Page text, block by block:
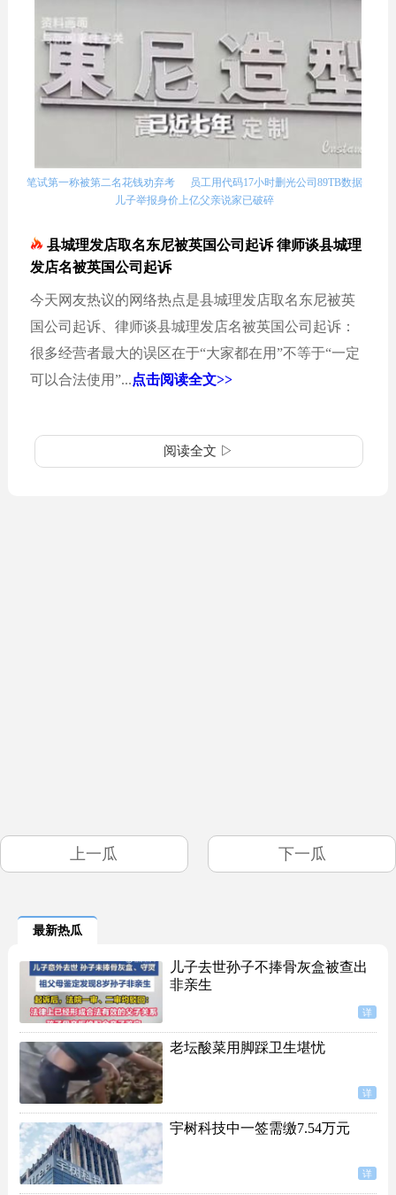
笔试第一称被第二名花钱劝弃考
员工用代码17小时删光公司89TB数据
儿子举报身价上亿父亲说家已破碎
县城理发店取名东尼被英国公司起诉 律师谈县城理
发店名被英国公司起诉
今天网友热议的网络热点是县城理发店取名东尼被英
国公司起诉、律师谈县城理发店名被英国公司起诉：
很多经营者最大的误区在于“大家都在用”不等于“一定
可以合法使用”...点击阅读全文>>
阅读全文 ▷
上一瓜 下一瓜
最新热瓜
儿子去世孙子不捧骨灰盒被查出
非亲生
详
老坛酸菜用脚踩卫生堪忧
详
宇树科技中一签需缴7.54万元
详